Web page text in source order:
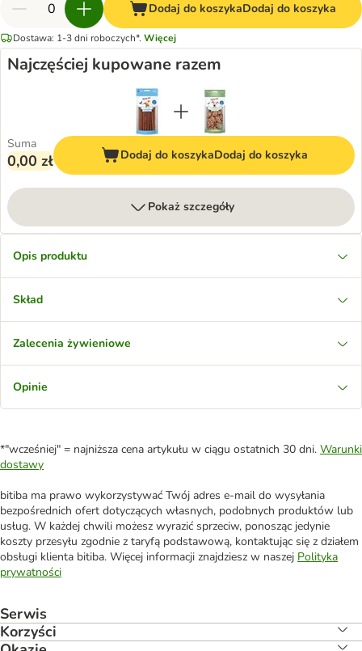
Dodaj do koszykaDodaj do koszyka
Dostawa: 1-3 dni roboczych*. Więcej
Najczęściej kupowane razem
Suma
0,00 zł Dodaj do koszykaDodaj do koszyka
Pokaż szczegóły
Opis produktu
Skład
Zalecenia żywieniowe
Opinie
*"wcześniej" = najniższa cena artykułu w ciągu ostatnich 30 dni. Warunki
dostawy
bitiba ma prawo wykorzystywać Twój adres e-mail do wysyłania
bezpośrednich ofert dotyczących własnych, podobnych produktów lub
usług. W każdej chwili możesz wyrazić sprzeciw, ponosząc jedynie
koszty przesyłu zgodnie z taryfą podstawową, kontaktując się z działem
obsługi klienta bitiba. Więcej informacji znajdziesz w naszej Polityka
prywatności
Serwis
Korzyści